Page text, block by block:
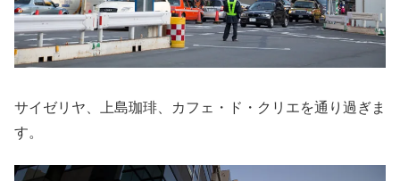
サイゼリヤ、上島珈琲、カフェ・ド・クリエを通り過ぎま
す。